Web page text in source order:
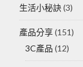
生活小秘訣(3)
產品分享(151)
3C產品 (12)